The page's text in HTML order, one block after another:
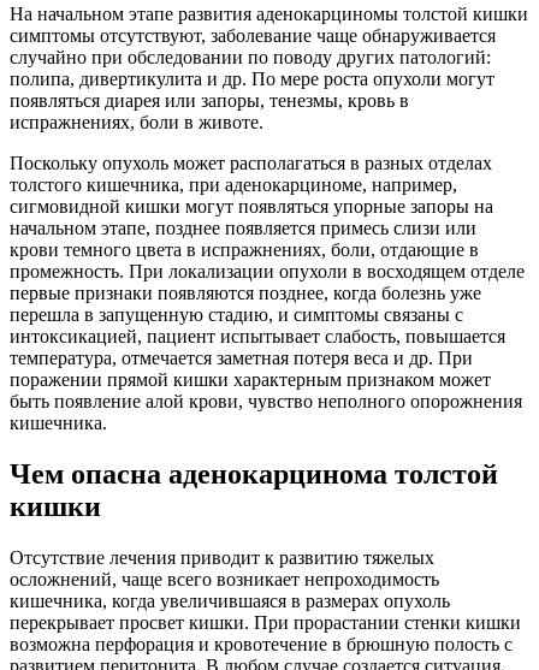
На начальном этапе развития аденокарциномы толстой кишки
симптомы отсутствуют, заболевание чаще обнаруживается
случайно при обследовании по поводу других патологий:
полипа, дивертикулита и др. По мере роста опухоли могут
появляться диарея или запоры, тенезмы, кровь в
испражнениях, боли в животе.
Поскольку опухоль может располагаться в разных отделах
толстого кишечника, при аденокарциноме, например,
сигмовидной кишки могут появляться упорные запоры на
начальном этапе, позднее появляется примесь слизи или
крови темного цвета в испражнениях, боли, отдающие в
промежность. При локализации опухоли в восходящем отделе
первые признаки появляются позднее, когда болезнь уже
перешла в запущенную стадию, и симптомы связаны с
интоксикацией, пациент испытывает слабость, повышается
температура, отмечается заметная потеря веса и др. При
поражении прямой кишки характерным признаком может
быть появление алой крови, чувство неполного опорожнения
кишечника.
Чем опасна аденокарцинома толстой
кишки
Отсутствие лечения приводит к развитию тяжелых
осложнений, чаще всего возникает непроходимость
кишечника, когда увеличившаяся в размерах опухоль
перекрывает просвет кишки. При прорастании стенки кишки
возможна перфорация и кровотечение в брюшную полость с
развитием перитонита. В любом случае создается ситуация,